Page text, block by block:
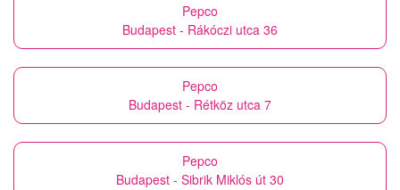
Pepco
Budapest - Rákóczi utca 36
Pepco
Budapest - Rétköz utca 7
Pepco
Budapest - Sibrik Miklós út 30